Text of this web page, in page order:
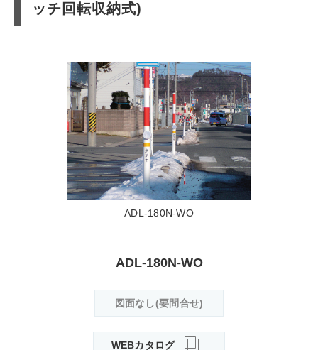
ッチ回転収納式)
ADL-180N-WO
ADL-180N-WO
図面なし(要問合せ)
WEBカタログ